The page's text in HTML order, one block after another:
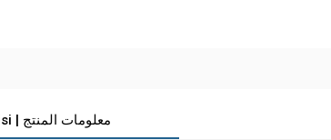
Ürün Bilgisi | معلومات المنتج